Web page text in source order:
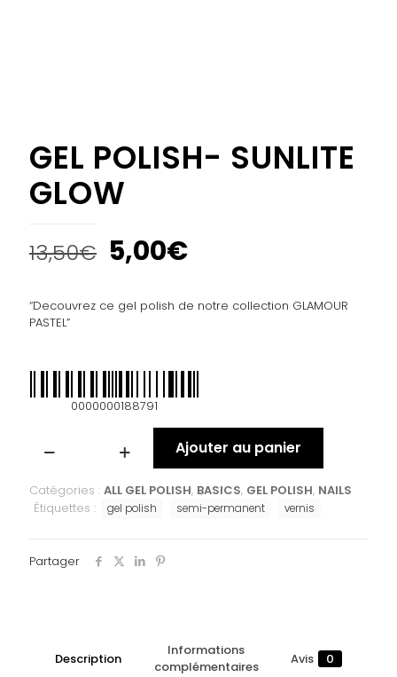
GEL POLISH- SUNLITE
GLOW
13,50€ 5,00€
“Decouvrez ce gel polish de notre collection GLAMOUR
PASTEL”
0000000188791
Ajouter au panier
Catégories : ALL GEL POLISH, BASICS, GEL POLISH, NAILS
Étiquettes :
gel polish semi-permanent vernis
Partager
Description
Informations
complémentaires
Avis 0